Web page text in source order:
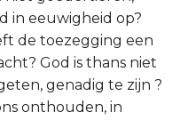
in eeuwigheid op?
de toezegging een
God is thans niet
genadig te zijn ?
onthouden, in